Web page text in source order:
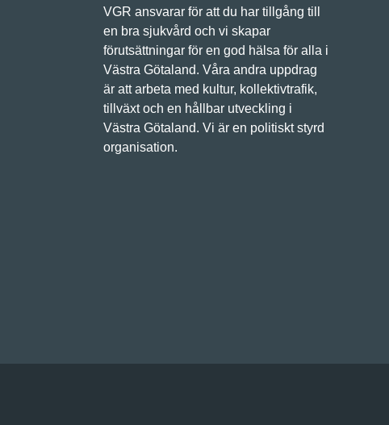
VGR ansvarar för att du har tillgång till
en bra sjukvård och vi skapar
förutsättningar för en god hälsa för alla i
Västra Götaland. Våra andra uppdrag
är att arbeta med kultur, kollektivtrafik,
tillväxt och en hållbar utveckling i
Västra Götaland. Vi är en politiskt styrd
organisation.